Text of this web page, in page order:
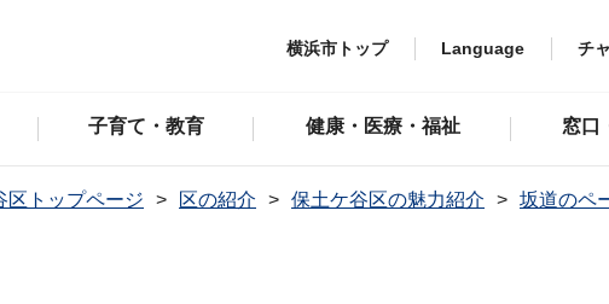
横浜市トップ Language チ
子育て・教育 健康・医療・福祉 窓口
区トップページ 区の紹介 保土ケ谷区の魅力紹介 坂道のペ